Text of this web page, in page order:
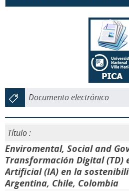
Documento electrónico
Título :
Enviromental, Social and
Transformación Digital (TD)
Artificial (IA) en la
Argentina, Chile, Colombia